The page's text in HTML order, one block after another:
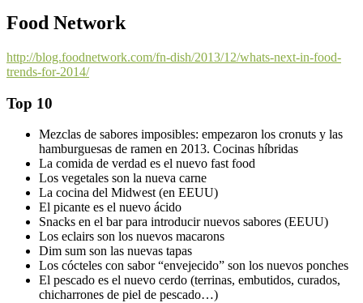
Food Network
http://blog.foodnetwork.com/fn-dish/2013/12/whats-next-in-food-
trends-for-2014/
Top 10
Mezclas de sabores imposibles: empezaron los cronuts y las
hamburguesas de ramen en 2013. Cocinas híbridas
La comida de verdad es el nuevo fast food
Los vegetales son la nueva carne
La cocina del Midwest (en EEUU)
El picante es el nuevo ácido
Snacks en el bar para introducir nuevos sabores (EEUU)
Los eclairs son los nuevos macarons
Dim sum son las nuevas tapas
Los cócteles con sabor “envejecido” son los nuevos ponches
El pescado es el nuevo cerdo (terrinas, embutidos, curados,
chicharrones de piel de pescado…)